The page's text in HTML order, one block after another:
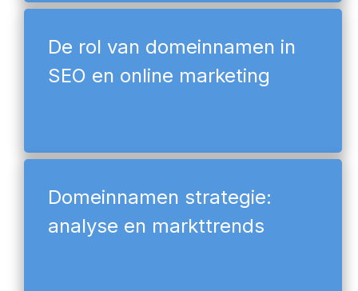
De rol van domeinnamen in
SEO en online marketing
Domeinnamen strategie:
analyse en markttrends